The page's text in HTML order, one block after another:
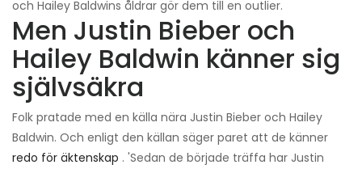
och Hailey Baldwins åldrar gör dem till en outlier.
Men Justin Bieber och
Hailey Baldwin känner sig
självsäkra
Folk pratade med en källa nära Justin Bieber och Hailey
Baldwin. Och enligt den källan säger paret att de känner
redo för äktenskap . 'Sedan de började träffa har Justin